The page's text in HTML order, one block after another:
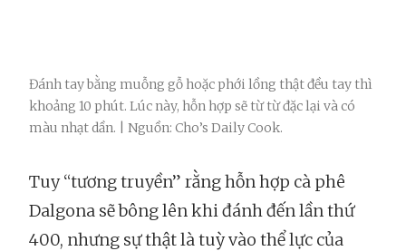
Đánh tay bằng muỗng gỗ hoặc phới lồng thật đều tay thì
khoảng 10 phút. Lúc này, hỗn hợp sẽ từ từ đặc lại và có
màu nhạt dần. | Nguồn: Cho’s Daily Cook.
Tuy “tương truyền” rằng hỗn hợp cà phê
Dalgona sẽ bông lên khi đánh đến lần thứ
400, nhưng sự thật là tuỳ vào thể lực của